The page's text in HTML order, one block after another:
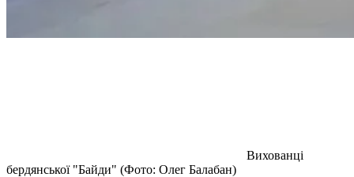
Вихованці
бердянської "Байди" (Фото: Олег Балабан)